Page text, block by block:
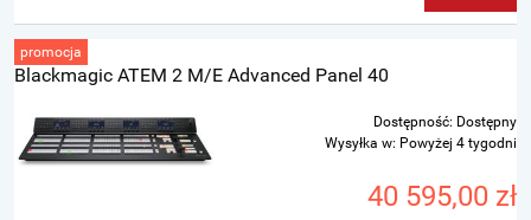
Blackmagic ATEM 2 M/E Advanced Panel 40
Dostępność: Dostępny
Wysyłka w: Powyżej 4 tygodni
40 595,00 zł
promocja